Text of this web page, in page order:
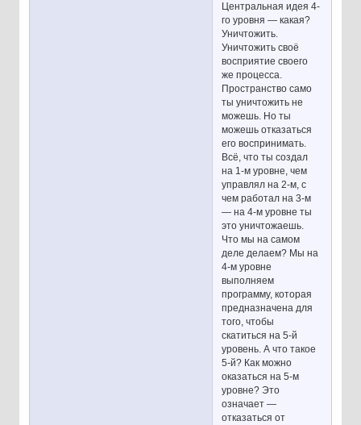
Центральная идея 4-
го уровня — какая?
Уничтожить.
Уничтожить своё
восприятие своего
же процесса.
Пространство само
ты уничтожить не
можешь. Но ты
можешь отказаться
его воспринимать.
Всё, что ты создал
на 1-м уровне, чем
управлял на 2-м, с
чем работал на 3-м
— на 4-м уровне ты
это уничтожаешь.
Что мы на самом
деле делаем? Мы на
4-м уровне
выполняем
программу, которая
предназначена для
того, чтобы
скатиться на 5-й
уровень. А что такое
5-й? Как можно
оказаться на 5-м
уровне? Это
означает —
отказаться от